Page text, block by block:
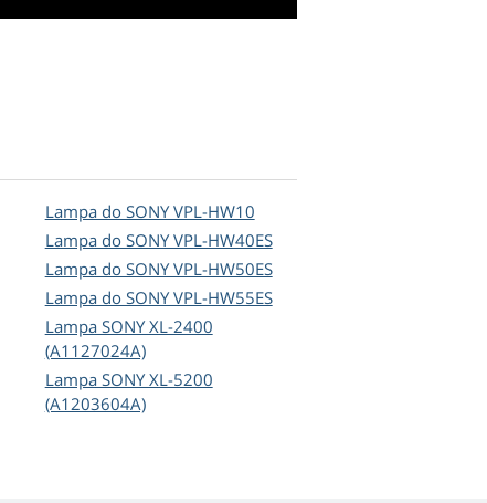
Lampa do SONY VPL-HW10
Lampa do SONY VPL-HW40ES
Lampa do SONY VPL-HW50ES
Lampa do SONY VPL-HW55ES
Lampa SONY XL-2400
(A1127024A)
Lampa SONY XL-5200
(A1203604A)